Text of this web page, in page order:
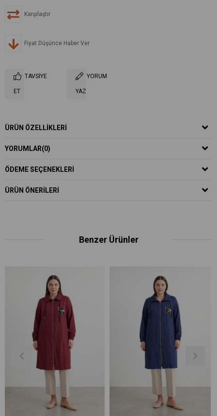
Karşılaştır
Fiyat Düşünce Haber Ver
TAVSIYE
ET
YORUM
YAZ
ÜRÜN ÖZELLIKLERI
YORUMLAR(0)
ÖDEME SEÇENEKLERI
ÜRÜN ÖNERILERI
Benzer Ürünler